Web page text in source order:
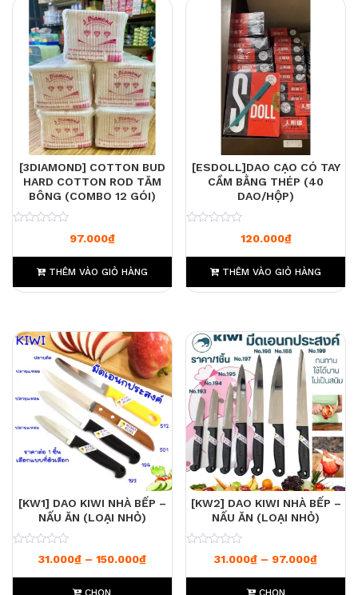
[3DIAMOND] COTTON BUD
HARD COTTON ROD TĂM
BÔNG (COMBO 12 GÓI)
97.000₫
THÊM VÀO GIỎ HÀNG
[ESDOLL]DAO CẠO CÓ TAY
CẦM BẰNG THÉP (40
DAO/HỘP)
120.000₫
THÊM VÀO GIỎ HÀNG
[KW1] DAO KIWI NHÀ BẾP –
NẤU ĂN (LOẠI NHỎ)
31.000₫ – 150.000₫Khoảng giá: từ 31.000₫ đến 150.000₫
[KW2] DAO KIWI NHÀ BẾP –
NẤU ĂN (LOẠI NHỎ)
31.000₫ – 97.000₫